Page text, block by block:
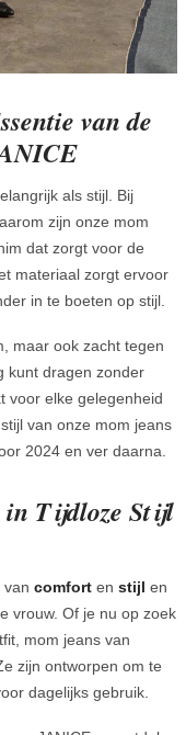
van de
als stijl. Bij
zijn onze mom
dat zorgt voor de
materiaal zorgt ervoor
in te boeten op stijl.
maar ook zacht tegen
kunt dragen zonder
voor elke gelegenheid
van onze mom jeans
2024 en ver daarna.
in Tijdloze Stijl
van comfort en stijl en
vrouw. Of je nu op zoek
mom jeans van
zijn ontworpen om te
dagelijks gebruik.